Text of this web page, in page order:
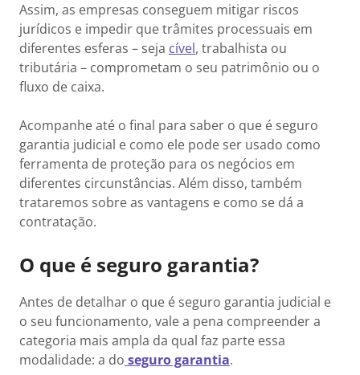
Assim, as empresas conseguem mitigar riscos
jurídicos e impedir que trâmites processuais em
diferentes esferas – seja cível, trabalhista ou
tributária – comprometam o seu patrimônio ou o
fluxo de caixa.
Acompanhe até o final para saber o que é seguro
garantia judicial e como ele pode ser usado como
ferramenta de proteção para os negócios em
diferentes circunstâncias. Além disso, também
trataremos sobre as vantagens e como se dá a
contratação.
O que é seguro garantia?
Antes de detalhar o que é seguro garantia judicial e
o seu funcionamento, vale a pena compreender a
categoria mais ampla da qual faz parte essa
modalidade: a do seguro garantia.